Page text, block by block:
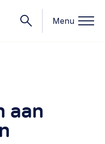
Menu
>
aan